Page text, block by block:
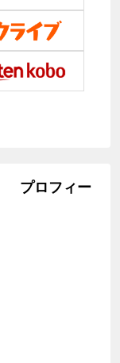
プロフィー